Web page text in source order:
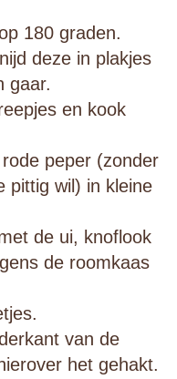
180 graden.
deze in plakjes
gaar.⁠
en kook
peper (zonder
pittig wil) in kleine
de ui, knoflook
de roomkaas
van de
het gehakt.⁠